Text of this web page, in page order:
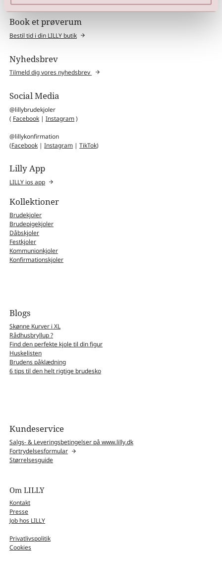
Book et prøverum
Bestil tid i din LILLY butik
Nyhedsbrev
Tilmeld dig vores nyhedsbrev
Social Media
@lillybrudekjoler
( Facebook |Instagram)
@lillykonfirmation
(Facebook |Instagram |TikTok)
Lilly App
LILLY ios app
Kollektioner
Brudekjoler
Brudepigekjoler
Dåbskjoler
Festkjoler
Kommunionkjoler
Konfirmationskjoler
Blogs
Skønne Kurver i XL
Rådhusbryllup ?
Find den perfekte kjole til din figur
Huskelisten
Brudens påklædning
6 tips til den helt rigtige brudesko
Kundeservice
Salgs- & Leveringsbetingelser på www.lilly.dk
Fortrydelsesformular
Størrelsesguide
Om LILLY
Kontakt
Presse
Job hos LILLY
Privatlivspolitik
Cookies